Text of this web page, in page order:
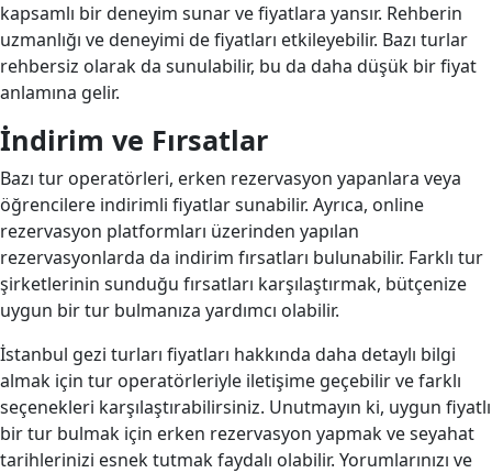
kapsamlı bir deneyim sunar ve fiyatlara yansır. Rehberin
uzmanlığı ve deneyimi de fiyatları etkileyebilir. Bazı turlar
rehbersiz olarak da sunulabilir, bu da daha düşük bir fiyat
anlamına gelir.
İndirim ve Fırsatlar
Bazı tur operatörleri, erken rezervasyon yapanlara veya
öğrencilere indirimli fiyatlar sunabilir. Ayrıca, online
rezervasyon platformları üzerinden yapılan
rezervasyonlarda da indirim fırsatları bulunabilir. Farklı tur
şirketlerinin sunduğu fırsatları karşılaştırmak, bütçenize
uygun bir tur bulmanıza yardımcı olabilir.
İstanbul gezi turları fiyatları hakkında daha detaylı bilgi
almak için tur operatörleriyle iletişime geçebilir ve farklı
seçenekleri karşılaştırabilirsiniz. Unutmayın ki, uygun fiyatlı
bir tur bulmak için erken rezervasyon yapmak ve seyahat
tarihlerinizi esnek tutmak faydalı olabilir. Yorumlarınızı ve